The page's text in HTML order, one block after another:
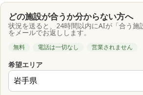
どの施設が合うか分からない方へ
状況を送ると、24時間以内にAIが「合う施
をメールでお返しします。
無料 電話は一切なし 営業されません
希望エリア